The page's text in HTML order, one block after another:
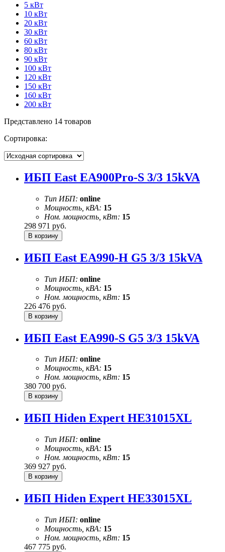
5 кВт
10 кВт
20 кВт
30 кВт
60 кВт
80 кВт
90 кВт
100 кВт
120 кВт
150 кВт
160 кВт
200 кВт
Представлено 14 товаров
Сортировка:
ИБП East EA900Pro-S 3/3 15kVA
Тип ИБП: online
Мощность, кВА: 15
Ном. мощность, кВт: 15
298 971 руб.
ИБП East EA990-H G5 3/3 15kVA
Тип ИБП: online
Мощность, кВА: 15
Ном. мощность, кВт: 15
226 476 руб.
ИБП East EA990-S G5 3/3 15kVA
Тип ИБП: online
Мощность, кВА: 15
Ном. мощность, кВт: 15
380 700 руб.
ИБП Hiden Expert HE31015XL
Тип ИБП: online
Мощность, кВА: 15
Ном. мощность, кВт: 15
369 927 руб.
ИБП Hiden Expert HE33015XL
Тип ИБП: online
Мощность, кВА: 15
Ном. мощность, кВт: 15
467 775 руб.